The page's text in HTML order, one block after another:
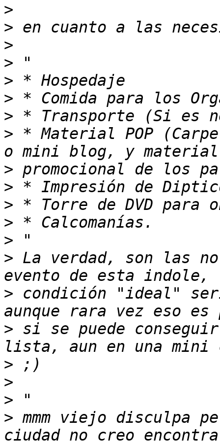
>
>
>
>
>
>
>
> * Material POP
>
>
>
>
>
> La verdad, son las
> condición "ideal"
> si se puede
>
>
>
> mmm viejo disculpa